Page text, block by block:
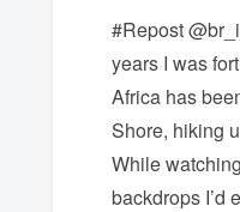
#Repost
years I was
Africa has
Shore, hiking
While
backdrops I’d